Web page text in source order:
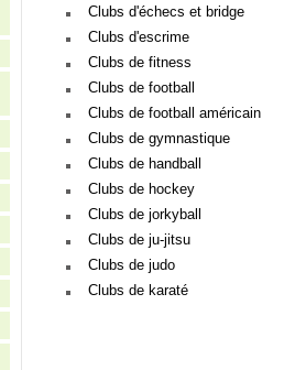
Clubs d'échecs et bridge
Clubs d'escrime
Clubs de fitness
Clubs de football
Clubs de football américain
Clubs de gymnastique
Clubs de handball
Clubs de hockey
Clubs de jorkyball
Clubs de ju-jitsu
Clubs de judo
Clubs de karaté